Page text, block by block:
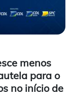
menos
para o
no início de